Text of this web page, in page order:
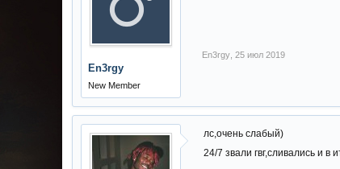
En3rgy
New Member
En3rgy 25 июл 2019
лс,очень слабый)
24/7 звали гвг,сливались и